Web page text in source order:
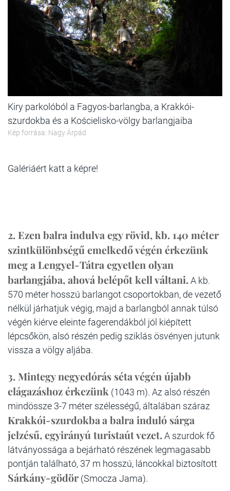
Kiry parkolóból a Fagyos-barlangba, a Krakkói-
szurdokba és a Kościelisko-völgy barlangjaiba
Kép forrása: Nagy Árpád
Galériáért katt a képre!
2. Ezen balra indulva egy rövid, kb. 140 méter
szintkülönbségű emelkedő végén érkezünk
meg a Lengyel-Tátra egyetlen olyan
barlangjába, ahová belépőt kell váltani.A kb.
570 méter hosszú barlangot csoportokban, de vezető
nélkül járhatjuk végig, majd a barlangból annak túlsó
végén kiérve eleinte fagerendákból jól kiépített
lépcsőkön, alsó részén pedig sziklás ösvényen jutunk
vissza a völgy aljába.
3. Mintegy negyedórás séta végén újabb
elágazáshoz érkezünk (1043 m). Az alsó részén
mindössze 3-7 méter szélességű, általában száraz
Krakkói-szurdokbaa balra induló sárga
jelzésű, egyirányú turistaút vezet.A szurdok fő
látványossága a bejárható részének legmagasabb
pontján található, 37 m hosszú, láncokkal biztosított
Sárkány-gödör (Smocza Jama).